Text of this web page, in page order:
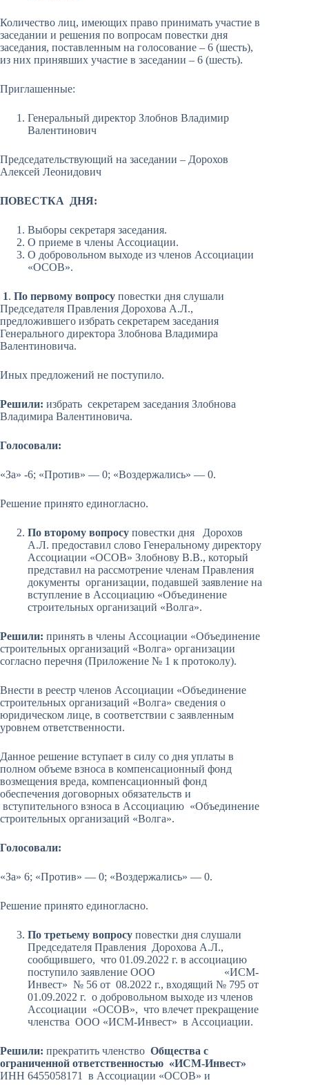
Количество лиц, имеющих право принимать участие в
заседании и решения по вопросам повестки дня
заседания, поставленным на голосование – 6 (шесть),
из них принявших участие в заседании – 6 (шесть).
Приглашенные:
Генеральный директор Злобнов Владимир
Валентинович
Председательствующий на заседании – Дорохов
Алексей Леонидович
ПОВЕСТКА ДНЯ:
Выборы секретаря заседания.
О приеме в члены Ассоциации.
О добровольном выходе из членов Ассоциации
«ОСОВ».
1. По первому вопросу повестки дня слушали
Председателя Правления Дорохова А.Л.,
предложившего избрать секретарем заседания
Генерального директора Злобнова Владимира
Валентиновича.
Иных предложений не поступило.
Решили: избрать секретарем заседания Злобнова
Владимира Валентиновича.
Голосовали:
«За» -6; «Против» — 0; «Воздержались» — 0.
Решение принято единогласно.
По второму вопросу повестки дня Дорохов
А.Л. предоставил слово Генеральному директору
Ассоциации «ОСОВ» Злобнову В.В., который
представил на рассмотрение членам Правления
документы организации, подавшей заявление на
вступление в Ассоциацию «Объединение
строительных организаций «Волга».
Решили: принять в члены Ассоциации «Объединение
строительных организаций «Волга» организации
согласно перечня (Приложение № 1 к протоколу).
Внести в реестр членов Ассоциации «Объединение
строительных организаций «Волга» сведения о
юридическом лице, в соответствии с заявленным
уровнем ответственности.
Данное решение вступает в силу со дня уплаты в
полном объеме взноса в компенсационный фонд
возмещения вреда, компенсационный фонд
обеспечения договорных обязательств и
вступительного взноса в Ассоциацию «Объединение
строительных организаций «Волга».
Голосовали:
«За» 6; «Против» — 0; «Воздержались» — 0.
Решение принято единогласно.
По третьему вопросу повестки дня слушали
Председателя Правления Дорохова А.Л.,
сообщившего, что 01.09.2022 г. в ассоциацию
поступило заявление ООО «ИСМ-
Инвест» № 56 от 08.2022 г., входящий № 795 от
01.09.2022 г. о добровольном выходе из членов
Ассоциации «ОСОВ», что влечет прекращение
членства ООО «ИСМ-Инвест» в Ассоциации.
Решили: прекратить членство Общества с
ограниченной ответственностью «ИСМ-Инвест»
ИНН 6455058171 в Ассоциации «ОСОВ» и